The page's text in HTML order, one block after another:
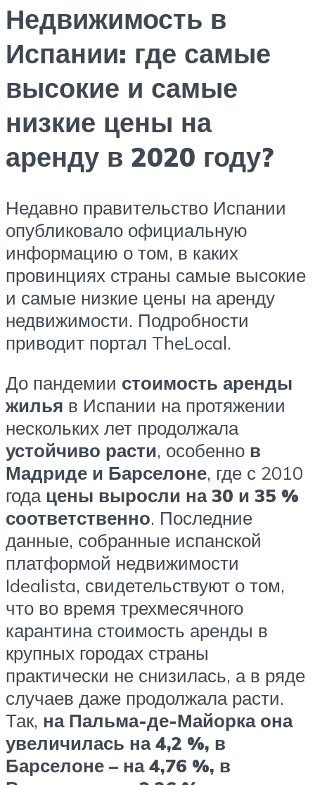
Недвижимость в
Испании: где самые
высокие и самые
низкие цены на
аренду в 2020 году?
Недавно правительство Испании
опубликовало официальную
информацию о том, в каких
провинциях страны самые высокие
и самые низкие цены на аренду
недвижимости. Подробности
приводит портал TheLocal.
До пандемии стоимость аренды
жилья в Испании на протяжении
нескольких лет продолжала
устойчиво расти, особенно в
Мадриде и Барселоне, где с 2010
годацены выросли на 30 и 35 %
соответственно. Последние
данные, собранные испанской
платформой недвижимости
Idealista, свидетельствуют о том,
что во время трехмесячного
карантина стоимость аренды в
крупных городах страны
практически не снизилась, а в ряде
случаев даже продолжала расти.
Так, на Пальма-де-Майорка она
увеличилась на 4,2 %, в
Барселоне – на 4,76 %, в